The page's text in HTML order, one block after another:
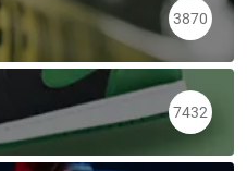
3870
7432